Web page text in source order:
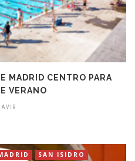
MADRID CENTRO PARA
VERANO
SAN ISIDRO